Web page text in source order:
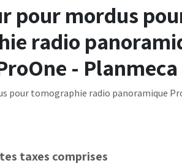
pour mordus
radio
- Planmeca
pour tomographie radio panoramique
taxes comprises